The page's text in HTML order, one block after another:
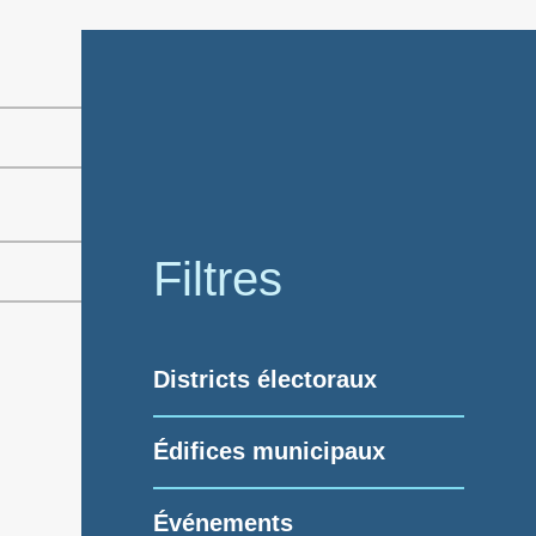
Filtres
Districts électoraux
Édifices municipaux
Événements